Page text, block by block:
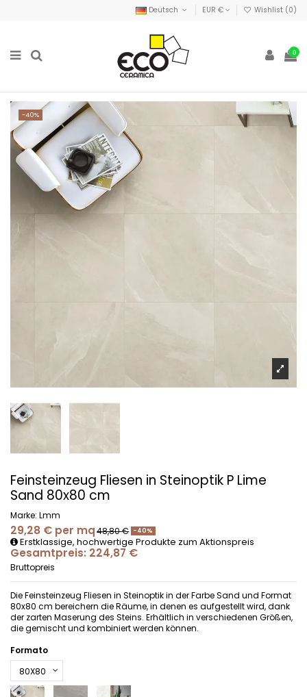
Deutsch EUR € Wishlist (0)
0
-40%
Feinsteinzeug Fliesen in Steinoptik P Lime
Sand 80x80 cm
Marke: Lmm
29,28 € per mq48,80 € -40%
Erstklassige, hochwertige Produkte zum Aktionspreis
Gesamtpreis: 224,87 €
Bruttopreis
Die Feinsteinzeug Fliesen in Steinoptik in der Farbe Sand und Format
80x80 cm bereichern die Räume, in denen es aufgestellt wird, dank
der zarten Maserung des Steins. Erhältlich in verschiedenen Größen,
die gemischt und kombiniert werden können.
Formato